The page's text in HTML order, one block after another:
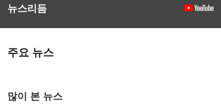
뉴스리듬
주요 뉴스
많이 본 뉴스